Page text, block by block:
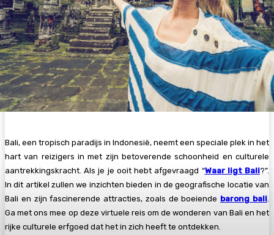
Bali, een tropisch paradijs in Indonesië, neemt een speciale plek in het
hart van reizigers in met zijn betoverende schoonheid en culturele
aantrekkingskracht. Als je je ooit hebt afgevraagd “Waar ligt Bali?”.
In dit artikel zullen we inzichten bieden in de geografische locatie van
Bali en zijn fascinerende attracties, zoals de boeiende barong bali.
Ga met ons mee op deze virtuele reis om de wonderen van Bali en het
rijke culturele erfgoed dat het in zich heeft te ontdekken.